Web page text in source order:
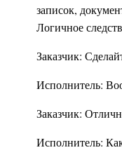
записок,
Логичное
Заказчик:
Исполнитель:
Заказчик:
Исполнитель: